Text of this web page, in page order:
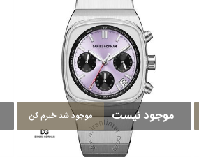
موجود نیست موجود شد خبرم کن